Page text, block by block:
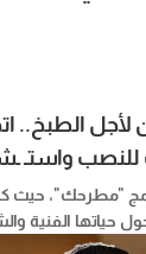
لأجل الطبخ..
واستـ
"مطرحك"،
حياتها الفنية